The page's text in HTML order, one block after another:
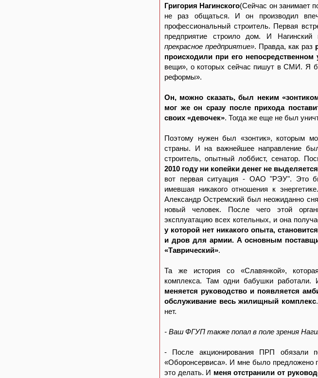
Григория Нагинского(Сейчас он занимает
не раз общаться. И он производил
профессиональный строитель. Первая
предприятие строило дом. И
прекрасное предприятие». Правда, как раз
происходили при его непосредственном
вещи», о которых сейчас пишут в СМИ. Я
реформы».
Он, можно сказать, был неким
мог же он сразу после прихода
своих «девочек». Тогда же еще не был
Поэтому нужен был «зонтик», которым
страны. И на важнейшее направление
строитель, опытный лоббист, сенатор.
2010 году ни копейки денег не
вот первая ситуация - ОАО "РЭУ". Это
имевшая никакого отношения к
Александр Остремский был неожиданно
новый человек. После чего этой
эксплуатацию всех котельных, и она
у которой нет никакого опыта,
и дров для армии. А основным
«Таврический».
Та же история со «Славянкой», которая
комплекса. Там одни бабушки работали.
меняется руководство и появляется
обслуживание весь жилищный комплекс
нет.
- Ваш ФГУП также попал в поле зрения
- После акционирования ПРП обязали
«Оборонсервиса». И мне было предложено
это делать. И меня отстранили от